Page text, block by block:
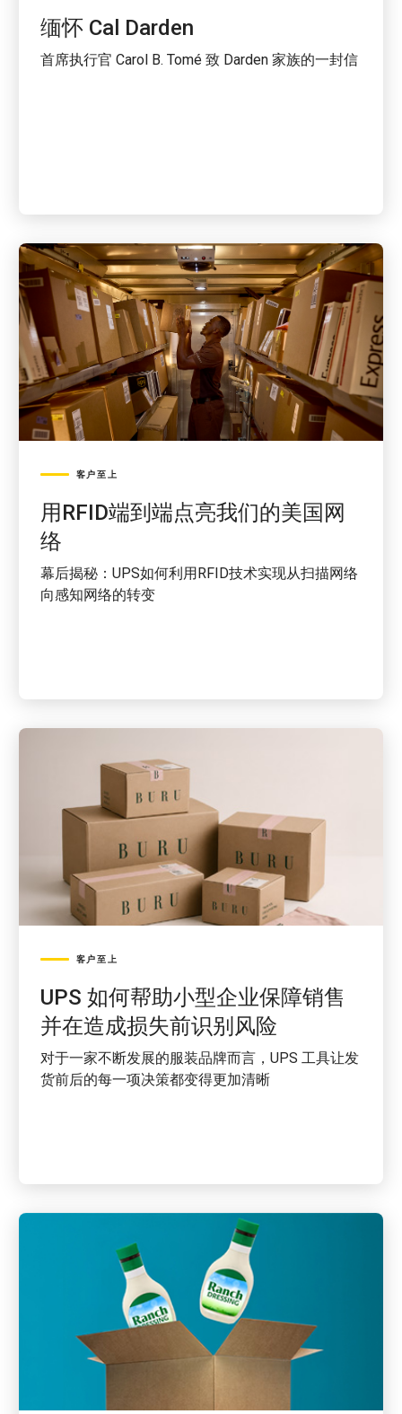
缅怀 Cal Darden
首席执行官 Carol B. Tomé 致 Darden 家族的一封信
客户至上
用RFID端到端点亮我们的美国网
络
幕后揭秘：UPS如何利用RFID技术实现从扫描网络
向感知网络的转变
客户至上
UPS 如何帮助小型企业保障销售
并在造成损失前识别风险
对于一家不断发展的服装品牌而言，UPS 工具让发
货前后的每一项决策都变得更加清晰